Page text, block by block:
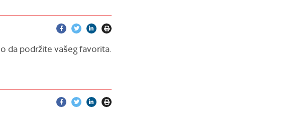
da podržite vašeg favorita.